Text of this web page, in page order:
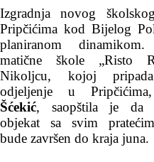
Izgradnja novog
Pripčićima kod Bijelog
planiranom dinamikom.
matične škole „Risto
Nikoljcu, kojoj
odjeljenje u
Šćekić, saopštila je da
objekat sa svim
bude završen do kraja juna.